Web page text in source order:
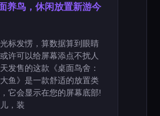
养鸟，休闲放置新游今
标发愣，算数据算到眼睛
许可以给屏幕添点不扰人
发售的这款《桌面鸟舍：
鱼》是一款舒适的放置类
它会显示在您的屏幕底部!
，装